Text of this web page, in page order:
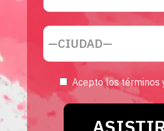
Acepto los términos